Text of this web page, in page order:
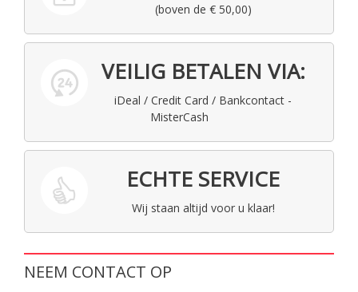
(boven de € 50,00)
VEILIG BETALEN VIA:
iDeal / Credit Card / Bankcontact -
MisterCash
ECHTE SERVICE
Wij staan altijd voor u klaar!
NEEM CONTACT OP